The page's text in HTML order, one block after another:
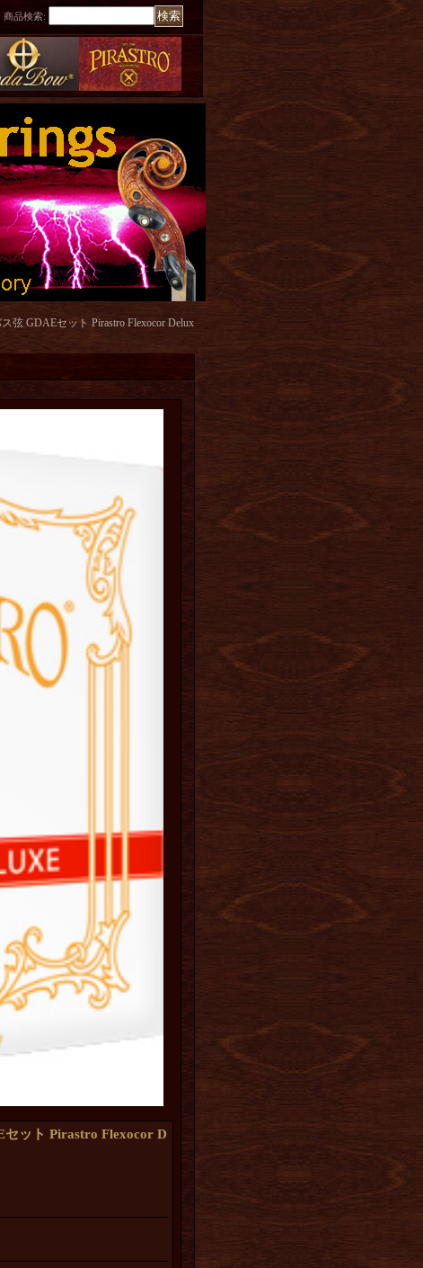
商品検索:
弦 GDAEセット Pirastro Flexocor Delux
セット Pirastro Flexocor D